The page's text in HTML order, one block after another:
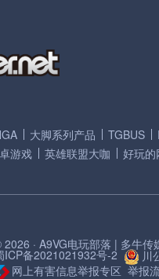
大脚系列产品 TGBUS
游戏 英雄联盟大咖 好玩的
2026 · A9VG电玩部落 | 多牛传
ICP备2021021932号-2
川
网上有害信息举报专区 举报